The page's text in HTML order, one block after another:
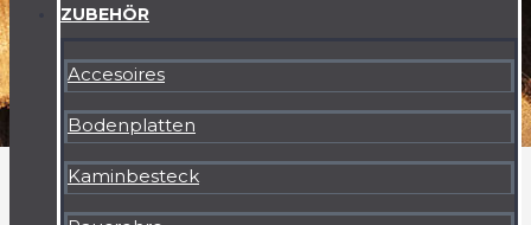
ZUBEHÖR
Accesoires
Bodenplatten
Kaminbesteck